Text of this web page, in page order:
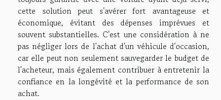
cette solution peut s'avérer fort avantageuse et
économique, évitant des dépenses imprévues et
souvent substantielles. C'est une considération à ne
pas négliger lors de l'achat d'un véhicule d'occasion,
car elle peut non seulement sauvegarder le budget de
l'acheteur, mais également contribuer à entretenir la
confiance en la longévité et la performance de son
achat.